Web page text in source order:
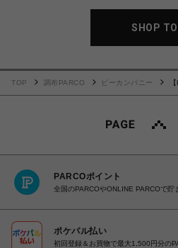
SHOP
TOP 調布PARCO ビーカンパニー
PARCOポイント
全国のPARCOやONLINE PARCOで貯
ポケパル払い
初回登録＆お買物で最大1,500円分の